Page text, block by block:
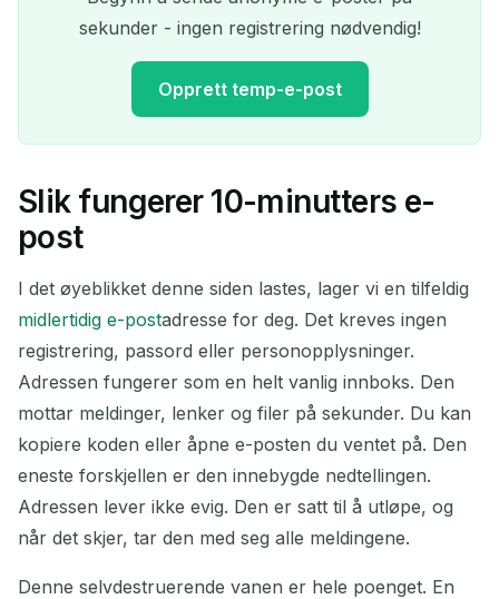
sekunder - ingen registrering nødvendig!
Opprett temp-e-post
Din midlertidige e-
Kopier QR
Slett valgte Endre e-post Oppdater
Neste oppdatering om15sekunder
Slik fungerer 10-minutters e-
post
I det øyeblikket denne siden lastes, lager vi en tilfeldig
midlertidig e-postadresse for deg. Det kreves ingen
registrering, passord eller personopplysninger.
Adressen fungerer som en helt vanlig innboks. Den
mottar meldinger, lenker og filer på sekunder. Du kan
kopiere koden eller åpne e-posten du ventet på. Den
eneste forskjellen er den innebygde nedtellingen.
Adressen lever ikke evig. Den er satt til å utløpe, og
når det skjer, tar den med seg alle meldingene.
Denne selvdestruerende vanen er hele poenget. En